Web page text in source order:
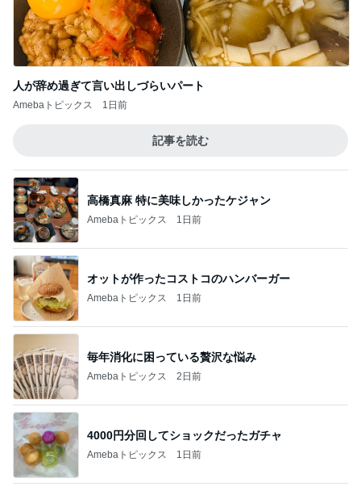
人が辞め過ぎて言い出しづらいパート
Amebaトピックス 1日前
記事を読む
高橋真麻 特に美味しかったケジャン
Amebaトピックス 1日前
オットが作ったコストコのハンバーガー
Amebaトピックス 1日前
毎年消化に困っている贅沢な悩み
Amebaトピックス 2日前
4000円分回してショックだったガチャ
Amebaトピックス 1日前